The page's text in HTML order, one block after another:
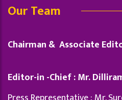
Our Team
Chairman & Associate
Editor-in -Chief : Mr.